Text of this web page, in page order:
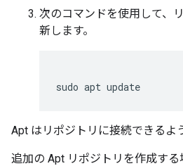
次のコマンドを使用して、
新します。
sudo apt
Apt はリポジトリに接続できるよ
追加の Apt リポジトリを作成する